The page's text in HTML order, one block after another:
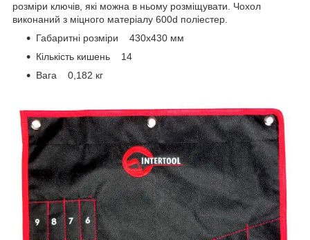
розміри ключів, які можна в ньому розміщувати. Чохол
виконаний з міцного матеріалу 600d поліестер.
Габаритні розміри 430x430 мм
Кількість кишень 14
Вага 0,182 кг